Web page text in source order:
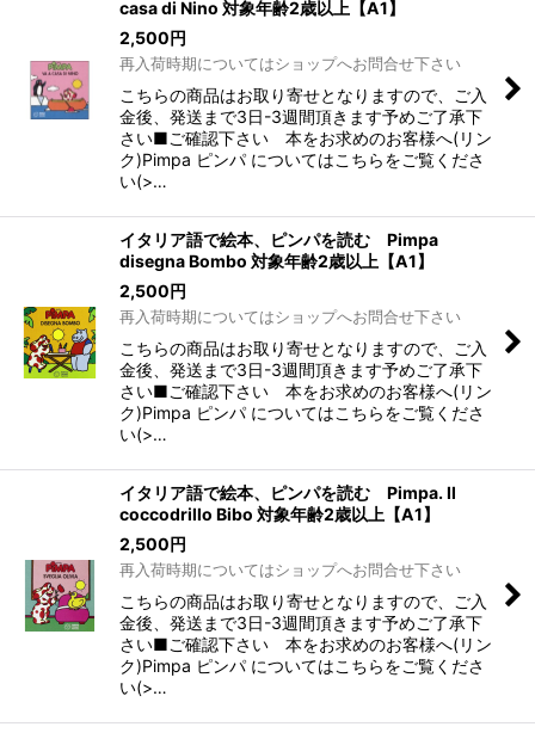
casa di Nino 対象年齢2歳以上【A1】
2,500円
再入荷時期についてはショップへお問合せ下さい
こちらの商品はお取り寄せとなりますので、ご入
金後、発送まで3日-3週間頂きます予めご了承下
さい■ご確認下さい 本をお求めのお客様へ(リン
ク)Pimpa ピンパ についてはこちらをご覧くださ
い(>…
イタリア語で絵本、ピンパを読む Pimpa
disegna Bombo 対象年齢2歳以上【A1】
2,500円
再入荷時期についてはショップへお問合せ下さい
こちらの商品はお取り寄せとなりますので、ご入
金後、発送まで3日-3週間頂きます予めご了承下
さい■ご確認下さい 本をお求めのお客様へ(リン
ク)Pimpa ピンパ についてはこちらをご覧くださ
い(>…
イタリア語で絵本、ピンパを読む Pimpa. Il
coccodrillo Bibo 対象年齢2歳以上【A1】
2,500円
再入荷時期についてはショップへお問合せ下さい
こちらの商品はお取り寄せとなりますので、ご入
金後、発送まで3日-3週間頂きます予めご了承下
さい■ご確認下さい 本をお求めのお客様へ(リン
ク)Pimpa ピンパ についてはこちらをご覧くださ
い(>…